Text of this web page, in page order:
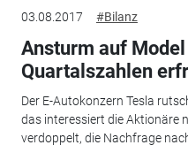
03.08.2017 #Bilanz
Ansturm auf
Quartalszahlen
Der E-Autokonzern Tesla
das interessiert die Aktionäre
verdoppelt, die Nachfrage